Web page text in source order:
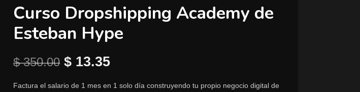
Curso Dropshipping Academy de
Esteban Hype
$350.00 $13.35
Factura el salario de 1 mes en 1 solo día construyendo tu propio negocio digital de